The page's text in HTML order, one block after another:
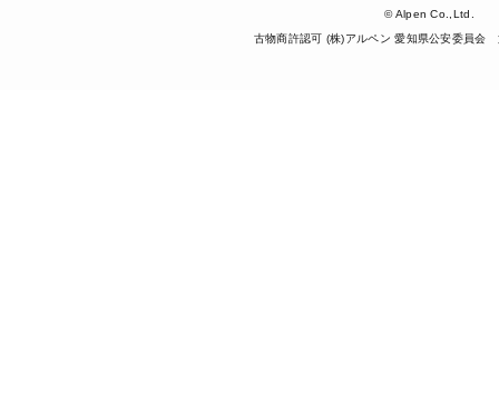
© Alpen Co.,Ltd.
古物商許認可 (株)アルペン 愛知県公安委員